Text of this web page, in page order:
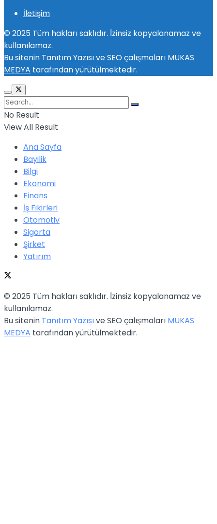
İletişim
© 2025 Tüm hakları saklıdır. İzinsiz kopyalanamaz ve
kullanılamaz.
Bu sitenin Tanıtım Yazısıve SEO çalışmaları MUKAS
MEDYA tarafından yürütülmektedir.
No Result
View All Result
Ana Sayfa
Bayilik
Bilgi
Ekonomi
Finans
İş Fikirleri
Otomotiv
Sigorta
Şirket
Yatırım
© 2025 Tüm hakları saklıdır. İzinsiz kopyalanamaz ve
kullanılamaz.
Bu sitenin Tanıtım Yazısıve SEO çalışmaları MUKAS
MEDYA tarafından yürütülmektedir.